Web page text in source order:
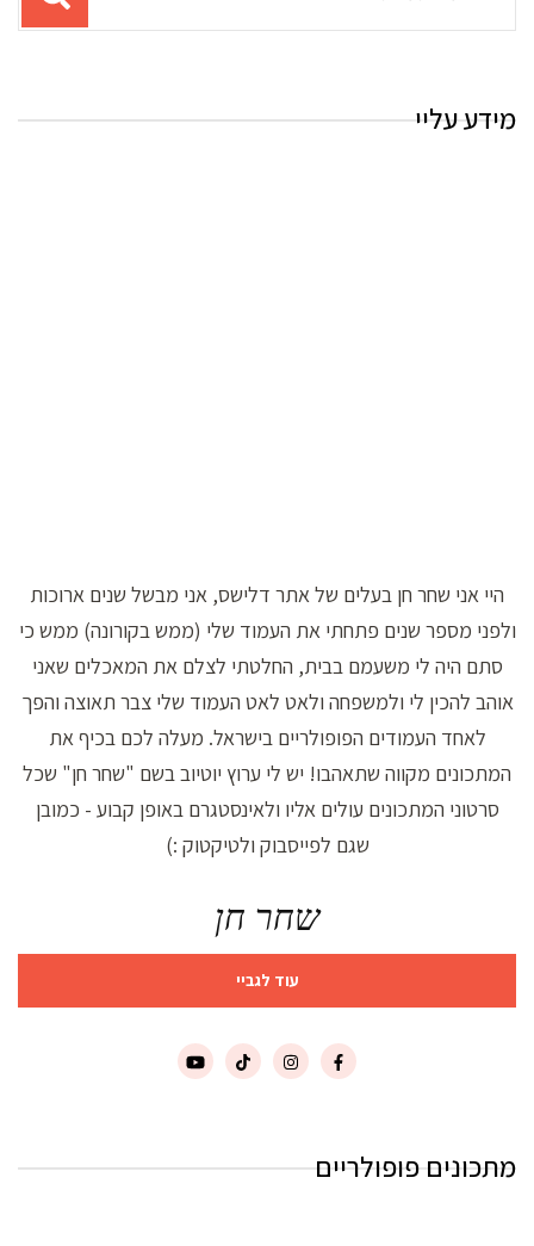
מידע עליי
היי אני שחר חן בעלים של אתר דלישס, אני מבשל שנים ארוכות
ולפני מספר שנים פתחתי את העמוד שלי (ממש בקורונה) ממש כי
סתם היה לי משעמם בבית, החלטתי לצלם את המאכלים שאני
אוהב להכין לי ולמשפחה ולאט לאט העמוד שלי צבר תאוצה והפך
לאחד העמודים הפופולריים בישראל. מעלה לכם בכיף את
המתכונים מקווה שתאהבו! יש לי ערוץ יוטיוב בשם "שחר חן" שכל
סרטוני המתכונים עולים אליו ולאינסטגרם באופן קבוע - כמובן
שגם לפייסבוק ולטיקטוק :)
שחר חן
עוד לגביי
מתכונים פופולריים